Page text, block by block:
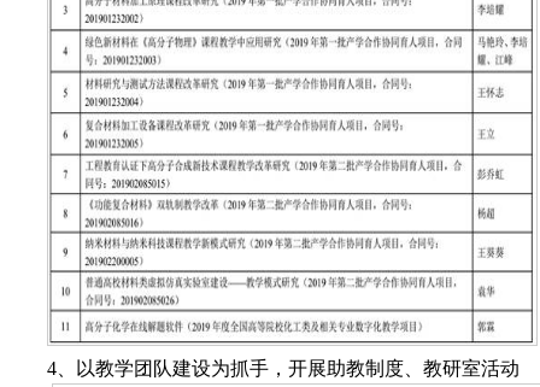
4 、以教学团队建设为抓手，开展助教制度、教研室活动